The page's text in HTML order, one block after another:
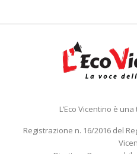
L’Eco Vicentino è
Registrazione n. 16/2016 del